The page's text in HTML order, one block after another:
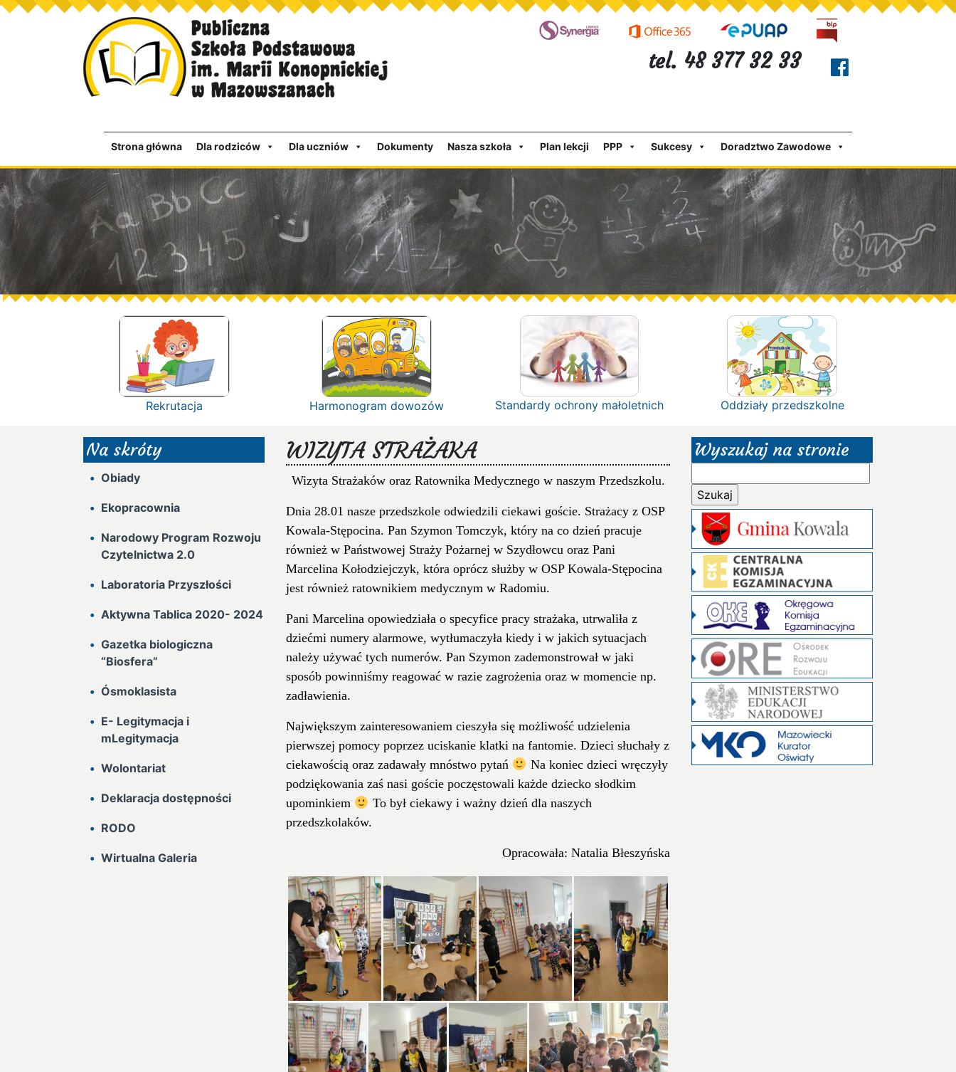
tel. 48 377 32 33
Strona główna Dla rodziców Dla uczniów Dokumenty Nasza szkoła Plan lekcji PPP Sukcesy Doradztwo Zawodowe
Rekrutacja Harmonogram dowozów Standardy ochrony małoletnich Oddziały przedszkolne
Na skróty
Obiady
Ekopracownia
Narodowy Program Rozwoju
Czytelnictwa 2.0
Laboratoria Przyszłości
Aktywna Tablica 2020- 2024
Gazetka biologiczna
“Biosfera”
Ósmoklasista
E- Legitymacja i
mLegitymacja
Wolontariat
Deklaracja dostępności
RODO
Wirtualna Galeria
WIZYTA STRAŻAKA
Wizyta Strażaków oraz Ratownika Medycznego w naszym Przedszkolu.
Dnia 28.01 nasze przedszkole odwiedzili ciekawi goście. Strażacy z OSP
Kowala-Stępocina. Pan Szymon Tomczyk, który na co dzień pracuje
również w Państwowej Straży Pożarnej w Szydłowcu oraz Pani
Marcelina Kołodziejczyk, która oprócz służby w OSP Kowala-Stępocina
jest również ratownikiem medycznym w Radomiu.
Pani Marcelina opowiedziała o specyfice pracy strażaka, utrwaliła z
dziećmi numery alarmowe, wytłumaczyła kiedy i w jakich sytuacjach
należy używać tych numerów. Pan Szymon zademonstrował w jaki
sposób powinniśmy reagować w razie zagrożenia oraz w momencie np.
zadławienia.
Największym zainteresowaniem cieszyła się możliwość udzielenia
pierwszej pomocy poprzez uciskanie klatki na fantomie. Dzieci słuchały z
ciekawością oraz zadawały mnóstwo pytań
Na koniec dzieci wręczyły
podziękowania zaś nasi goście poczęstowali każde dziecko słodkim
upominkiem
To był ciekawy i ważny dzień dla naszych
przedszkolaków.
Opracowała: Natalia Błeszyńska
Wyszukaj na stronie